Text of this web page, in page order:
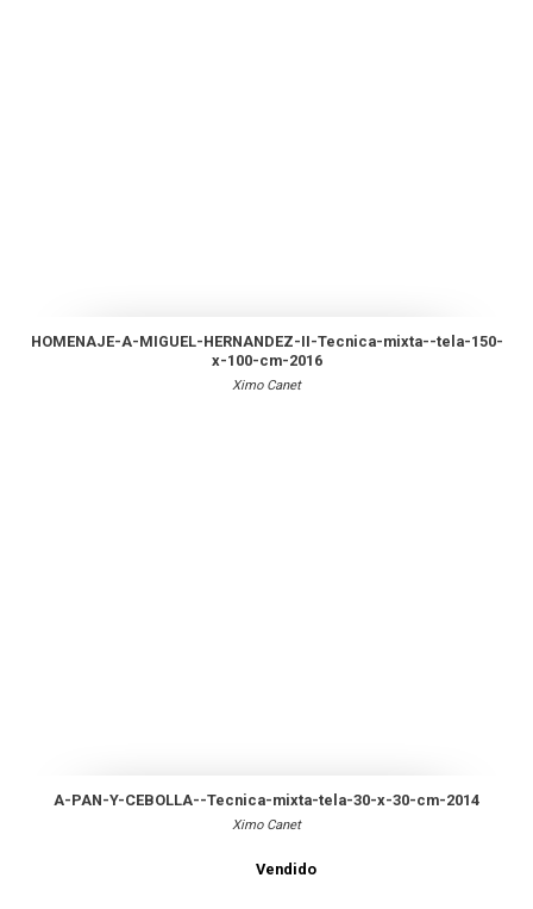
HOMENAJE-A-MIGUEL-HERNANDEZ-II-Tecnica-mixta--tela-150-
x-100-cm-2016
Ximo Canet
A-PAN-Y-CEBOLLA--Tecnica-mixta-tela-30-x-30-cm-2014
Ximo Canet
Vendido